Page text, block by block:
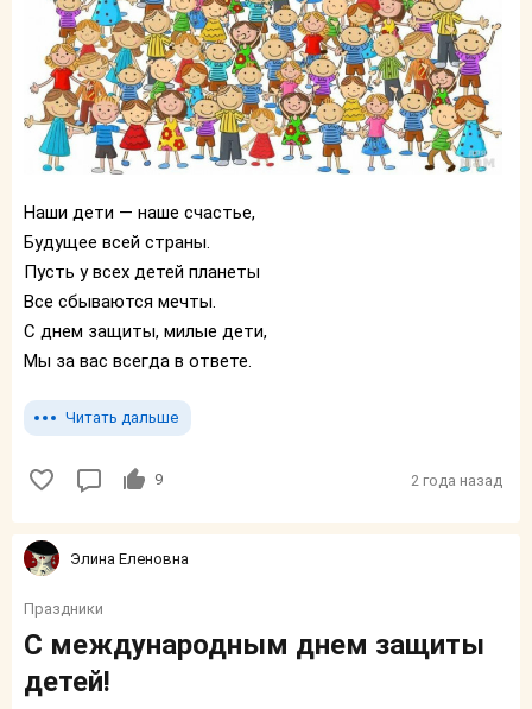
Наши дети — наше счастье,
Будущее всей страны.
Пусть у всех детей планеты
Все сбываются мечты.
С днем защиты, милые дети,
Мы за вас всегда в ответе.
Читать дальше
9 2 года назад
Элина Еленовна
Праздники
С международным днем защиты
детей!